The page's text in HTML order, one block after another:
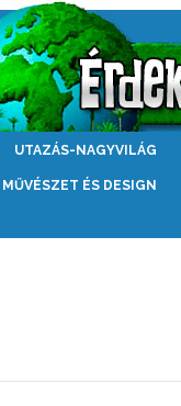
UTAZÁS-NAGYVILÁG
MŰVÉSZET ÉS DESIGN